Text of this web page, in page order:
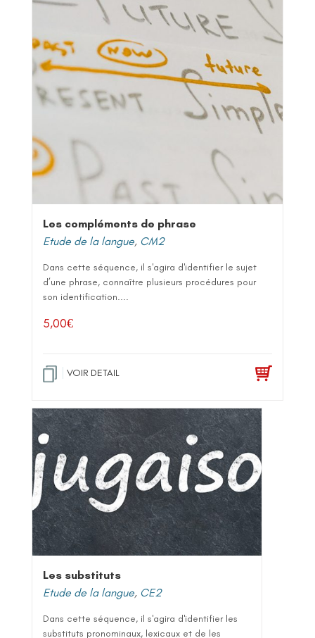
Les compléments de phrase
Etude de la langue, CM2
Dans cette séquence, il s'agira d'identifier le sujet
d’une phrase, connaître plusieurs procédures pour
son identification....
5,00€
VOIR DETAIL
Les substituts
Etude de la langue, CE2
Dans cette séquence, il s'agira d'identifier les
substituts pronominaux, lexicaux et de les